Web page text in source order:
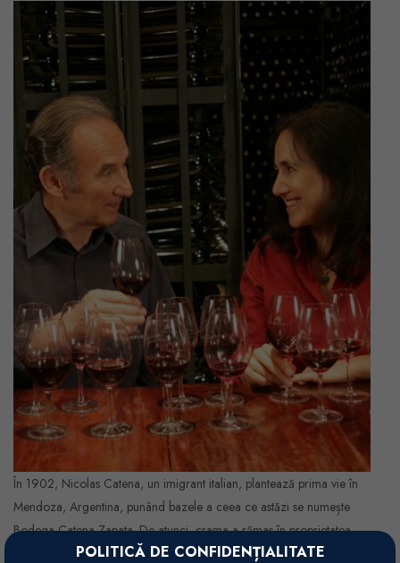
POLITICĂ DE CONFIDENȚIALITATE
În 1902, Nicolas Catena, un imigrant italian, plantează prima vie în
Mendoza, Argentina, punând bazele a ceea ce astăzi se numește
Bodega Catena Zapata. De atunci, crama a rămas în proprietatea
aceleiași familii – acum la a patra generație, fiind unul dintre puținii